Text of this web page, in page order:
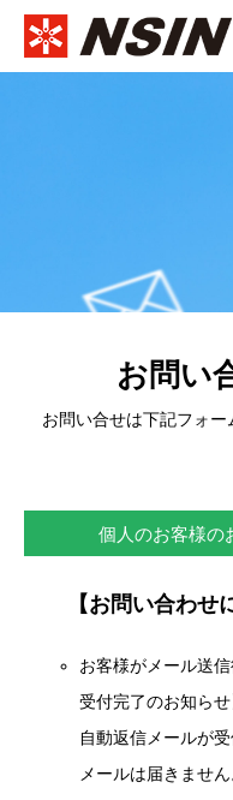
お問い
お問い合せは下記フォー
個人のお客様の
【お問い合わせ
お客様がメール送
受付完了のお知ら
自動返信メールが
メールは届きません